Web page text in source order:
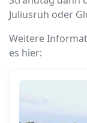
Juliusruh oder
Weitere
es hier: